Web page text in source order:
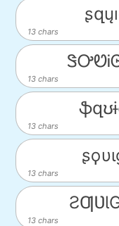
13 chars
13 chars
13 chars
13 chars
13 chars